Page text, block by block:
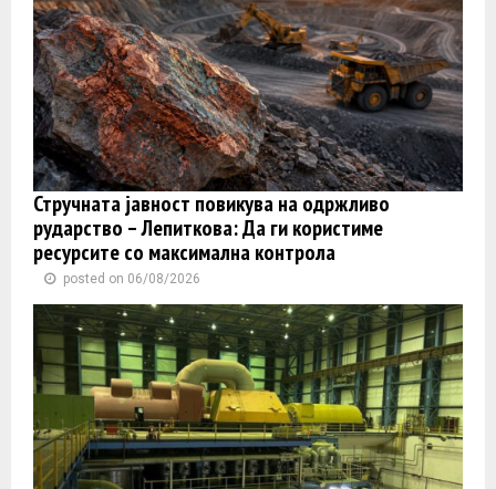
Стручната јавност повикува на одржливо
рударство – Лепиткова: Да ги користиме
ресурсите со максимална контрола
posted on 06/08/2026